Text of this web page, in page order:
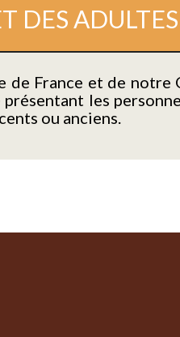
DES
France et de
présentant les
ou anciens.